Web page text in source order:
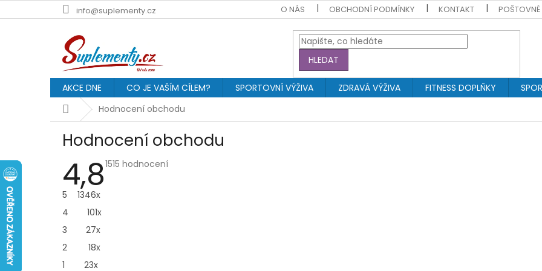
na
info@suplementy.cz O NÁS OBCHODNÍ PODMÍNKY KONTAKT POŠTOVNÉ
HLEDAT
AKCE DNE CO JE VAŠÍM CÍLEM? SPORTOVNÍ VÝŽIVA ZDRAVÁ VÝŽIVA FITNESS DOPLŇKY
DomůHodnocení obchodu
Hodnocení obchodu
4,8Průměrné
1515 hodnocení
5
1346x
4
101x
3
27x
2
18x
1
23x